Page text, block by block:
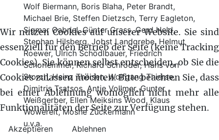
Wolf Biermann, Boris Blaha, Peter Brandt,
Michael Brie, Steffen Dietzsch, Terry Eagleton,
Sigmar Gabriel, Günter Grass, Gerd Held,
Stephan Hilsberg, Jobst Landgrebe, Helmut
Roewer, Ulrich Schödlbauer, Friedrich
Schorlemmer, Richard Schröder, Hans von
Storch, Heinz Theisen, Wolfgang Thierse,
Dimitris Tsatsos, Antje Vollmer, Gunter
Weißgerber, Ellen Meiksins Wood, Klaus
Wowereit, Moshe Zuckermann
u.v.a.
Wir nutzen Cookies auf unserer Website. Sie sind
essenziell für den Betrieb der Seite (keine Tracking
Cookies). Sie können selbst entscheiden, ob Sie die
Cookies zulassen möchten. Bitte beachten Sie, dass
bei einer Ablehnung womöglich nicht mehr alle
Funktionalitäten der Seite zur Verfügung stehen.
Akzeptieren Ablehnen